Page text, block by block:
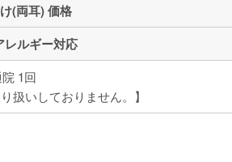
(両耳) 価格
レルギー対応
1回
扱いしておりません。】